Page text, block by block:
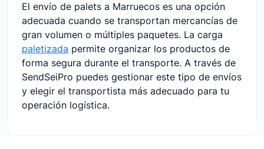
El envío de palets a Marruecos es una opción
adecuada cuando se transportan mercancías de
gran volumen o múltiples paquetes. La carga
paletizada permite organizar los productos de
forma segura durante el transporte. A través de
SendSeiPro puedes gestionar este tipo de envíos
y elegir el transportista más adecuado para tu
operación logística.